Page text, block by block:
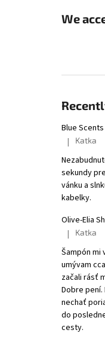
We
Blue
The
| Katka
sekundy
vánku a
kabelky.
The
| Katka
Šampón mi
umývam
začali rásť
Dobre
nechať
do
cesty.